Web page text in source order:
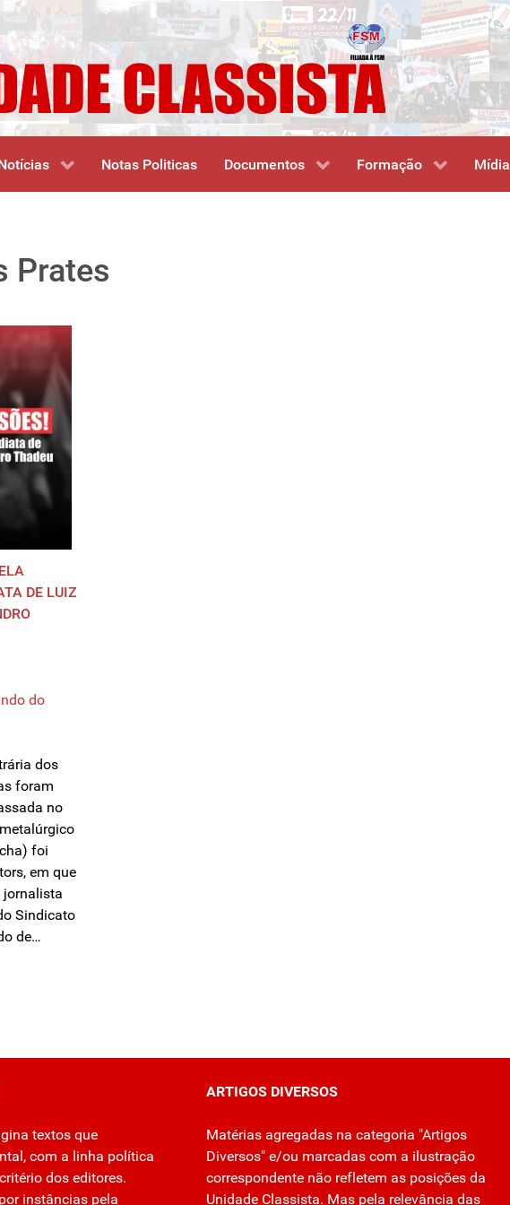
Notas Politicas Documentos Formação Mídia
Prates
DE LUIZ
do
dos
foram
no
foi
em que
jornalista
Sindicato
de…
textos que
com a linha política
dos editores.
instâncias pela
ARTIGOS DIVERSOS
Matérias agregadas na categoria "Artigos
Diversos" e/ou marcadas com a ilustração
correspondente não refletem as posições da
Unidade Classista. Mas pela relevância das